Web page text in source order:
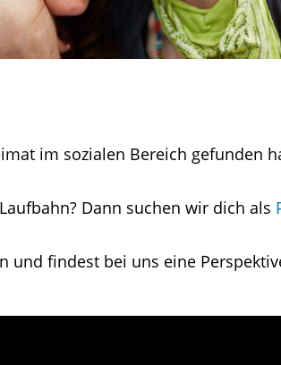
im sozialen Bereich gefunden
Dann suchen wir dich als
und findest bei uns eine